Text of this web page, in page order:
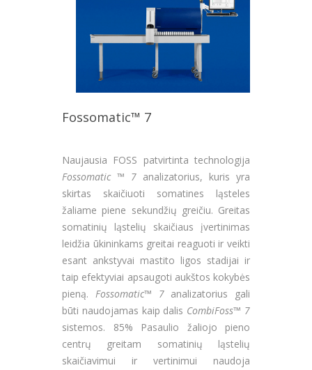
Fossomatic™ 7
Naujausia FOSS patvirtinta technologija
Fossomatic ™ 7 analizatorius, kuris yra
skirtas skaičiuoti somatines ląsteles
žaliame piene sekundžių greičiu. Greitas
somatinių ląstelių skaičiaus įvertinimas
leidžia ūkininkams greitai reaguoti ir veikti
esant ankstyvai mastito ligos stadijai ir
taip efektyviai apsaugoti aukštos kokybės
pieną. Fossomatic™ 7analizatorius gali
būti naudojamas kaip dalis CombiFoss™ 7
sistemos. 85% Pasaulio žaliojo pieno
centrų greitam somatinių ląstelių
skaičiavimui ir vertinimui naudoja